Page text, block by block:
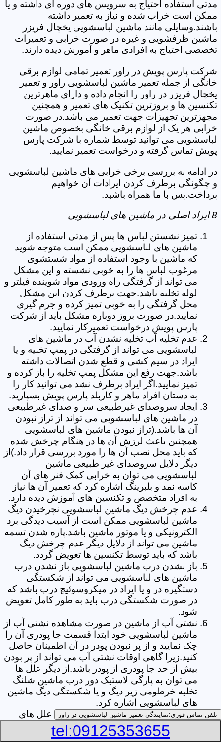
مدتی استفاده احتیاج به سرویس های دوره ای داشته و یا
ممکن است خراب شده و نیاز به تعمیر داشته
باشند.وسایلی مانند ماشین لباسشویی یخچال فریزر
ماشین ظرفشویی و غیره در صورت خرابی و تعمیرات
تخصصی احتیاج به افرادی ماهر و آموزش دیده دارند.
شرکت پارس پویش در راور تعمیر تمامی لوازم برقی
خانگی از جمله تعمیر ماشین لباسشویی راور و تعمیر
یخچال فریزر در راور را انجام داده و دارای ماهرترین
تکنسین ها و بروزترین تکنیک های تعمیر و همچنین
مجهزترین تجهیزات جهت تعمیر می باشد.در صورت
خرابی هر یک از لوازم برقی خانگی بخصوص ماشین
لباسشویی می توانید توسط شماره با شرکت پارس
پویش تماس گرفته و درخواست تعمیر نمایید.
در ادامه به بررسی برخی خرابی های ماشین لباسشویی
و چگونگی برطرف کردن ایرادات آن خواهیم
پرداخت.پس با ما همراه باشید.
8 ایراد اصلی در ماشین های لباسشویی
تمیز نشستن لباس ها پس از مدتی استفاده از
ماشین های لباسشویی ممکن است متوجه شوید
که ماشین با وجود استفاده از مواد شستشوی
مرغوب لباس ها را به خوبی نشسته و این مشکل
می تواند از گرفتگی راه ورودی مواد شوینده فیلتر و
لوله تخلیه باشد.جهت برطرف کردن این مشکل
محل گرفتگی را به خوبی تمیز کرده و جرم گیری
نمایید.در صورت بروز دوباره مشکل باید از شرکت
پارس پویش درخواست تعمیرکار نمایید.
عدم تخلیه آب تخلیه نشدن آب در ماشین های
لباسشویی می تواند از گرفتگی در پمپ تخلیه و یا
ایراد در سیم کشی و قطع شدن اتصالات داشته
باشد.جهت رفع این مشکل پمپ تخلیه را باز کرده و
تمیز نمایید.اگر ایراد برطرف نشد می توانید کار را
به دستان افراد ماهر و کاربلد پارس پویش بسپارید.
ایجاد سروصدای غیرطبیعی سر و صدای غیرطبیعی
در ماشین های لباسشویی می تواند از تراز نبودن
آن ها باشد.(تراز نبودن ماشین های لباسشویی
همچنین باعث لرزش آن ها در هنگام چرخش شده
که باید محل نصب آن ها را مورد بررسی قرار داد.)از
دیگر دلایل سروصدای غیر طبیعی ماشین
لباسشویی می توان به خرابی کمک فنر های آن
کاسه نمد و بلبرینگ اشاره کرد که تعمیر آن ها نیاز
به افراد متخصص و تکنسین های آموزش دیده دارد.
عدم چرخش دیگ ماشین لباسشویی نچرخیدن دیگ
ماشین لباسشویی ممکن است از آسیب دیدگی برد
الکترونیکی و یا موتور ماشین باشد.پاره شدن تسمه
ماشین می تواند از دلایل دیگر عدم چرخش دیگ
باشد که باید توسط تکنسین ها تعویض گردد.
باز نشدن درب ماشین لباسشویی باز نشدن درب
ماشین های لباسشویی می تواند از شکستگی
دستگیره در و یا ایراد در میکروسوئیچ درب باشد که
در صورت شکستگی درب باید به طور کامل تعویض
شود.
نشتی آب از ماشین در صورت مشاهده نشتی آب از
ماشین لباسشویی خود ابتدا قسمت جا پودری آن را
چک نمایید و از پر نبودن پودر در آن اطمینان حاصل
کنید.زیرا گاهی اوقات نشتی آب می تواند از پر بودن
بیش از حد جا پودری از پودر باشد.از دیگر علل ها
می توان به پارگی لاستیک دور درب ماشین شلنگ
تخلیه خرطومی زیر دیگ و یا شکستگی دیگ ماشین
های لباسشویی اشاره کرد.
خشک نکردن لباس ها یکی از بیشترین علل های
خشک نکردن لباس ها توسط ماشین های
لباسشویی پر کردن دیگ آن ها بیش از حد ظرفیت
تلفن تماس فوری:نمایندگی تعمیر ماشین لباسشویی در راور
tel:09125353655